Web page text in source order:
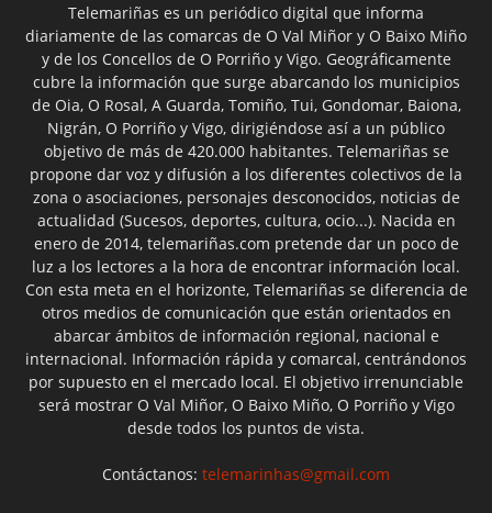
Telemariñas es un periódico digital que informa
diariamente de las comarcas de O Val Miñor y O Baixo Miño
y de los Concellos de O Porriño y Vigo. Geográficamente
cubre la información que surge abarcando los municipios
de Oia, O Rosal, A Guarda, Tomiño, Tui, Gondomar, Baiona,
Nigrán, O Porriño y Vigo, dirigiéndose así a un público
objetivo de más de 420.000 habitantes. Telemariñas se
propone dar voz y difusión a los diferentes colectivos de la
zona o asociaciones, personajes desconocidos, noticias de
actualidad (Sucesos, deportes, cultura, ocio...). Nacida en
enero de 2014, telemariñas.com pretende dar un poco de
luz a los lectores a la hora de encontrar información local.
Con esta meta en el horizonte, Telemariñas se diferencia de
otros medios de comunicación que están orientados en
abarcar ámbitos de información regional, nacional e
internacional. Información rápida y comarcal, centrándonos
por supuesto en el mercado local. El objetivo irrenunciable
será mostrar O Val Miñor, O Baixo Miño, O Porriño y Vigo
desde todos los puntos de vista.
Contáctanos: telemarinhas@gmail.com